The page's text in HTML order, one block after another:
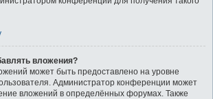
вложения?
может быть предоставлено на уровне
Администратор конференции может
вложений в определённых форумах. Также